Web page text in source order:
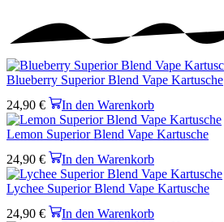
Blueberry Superior Blend Vape Kartusche
24,90 € In den Warenkorb
Lemon Superior Blend Vape Kartusche
24,90 € In den Warenkorb
Lychee Superior Blend Vape Kartusche
24,90 € In den Warenkorb